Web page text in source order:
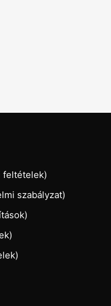
feltételek)
szabályzat)